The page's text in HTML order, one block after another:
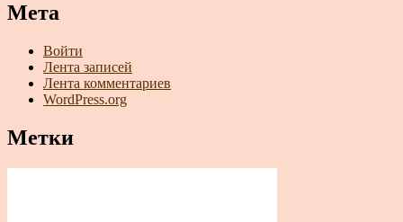
Мета
Войти
Лента записей
Лента комментариев
WordPress.org
Метки